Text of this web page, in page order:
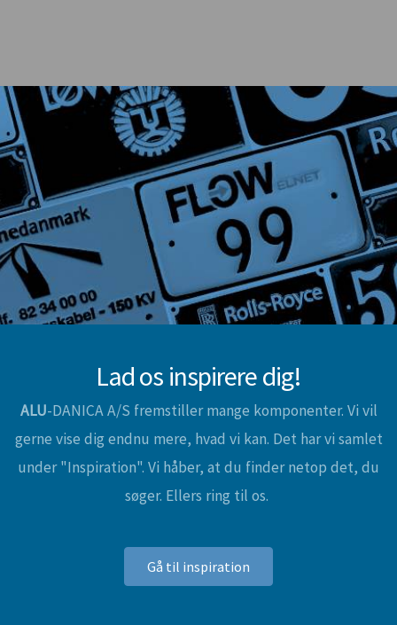
Lad os inspirere dig!
ALU-DANICA A/S fremstiller mange komponenter. Vi vil
gerne vise dig endnu mere, hvad vi kan. Det har vi samlet
under "Inspiration". Vi håber, at du finder netop det, du
søger. Ellers ring til os.
Gå til inspiration